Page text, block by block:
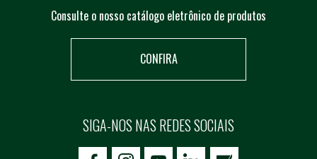
Consulte o nosso catálogo eletrônico de produtos
CONFIRA
SIGA-NOS NAS REDES SOCIAIS